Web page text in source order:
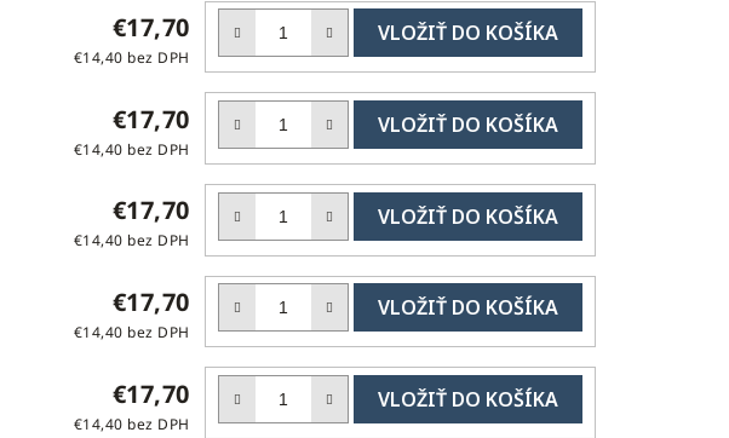
€17,70
€14,40 bez DPH
DO
KOŠÍKA
€17,70
€14,40 bez DPH
DO
KOŠÍKA
€17,70
€14,40 bez DPH
DO
KOŠÍKA
€17,70
€14,40 bez DPH
DO
KOŠÍKA
€17,70
€14,40 bez DPH
DO
KOŠÍKA